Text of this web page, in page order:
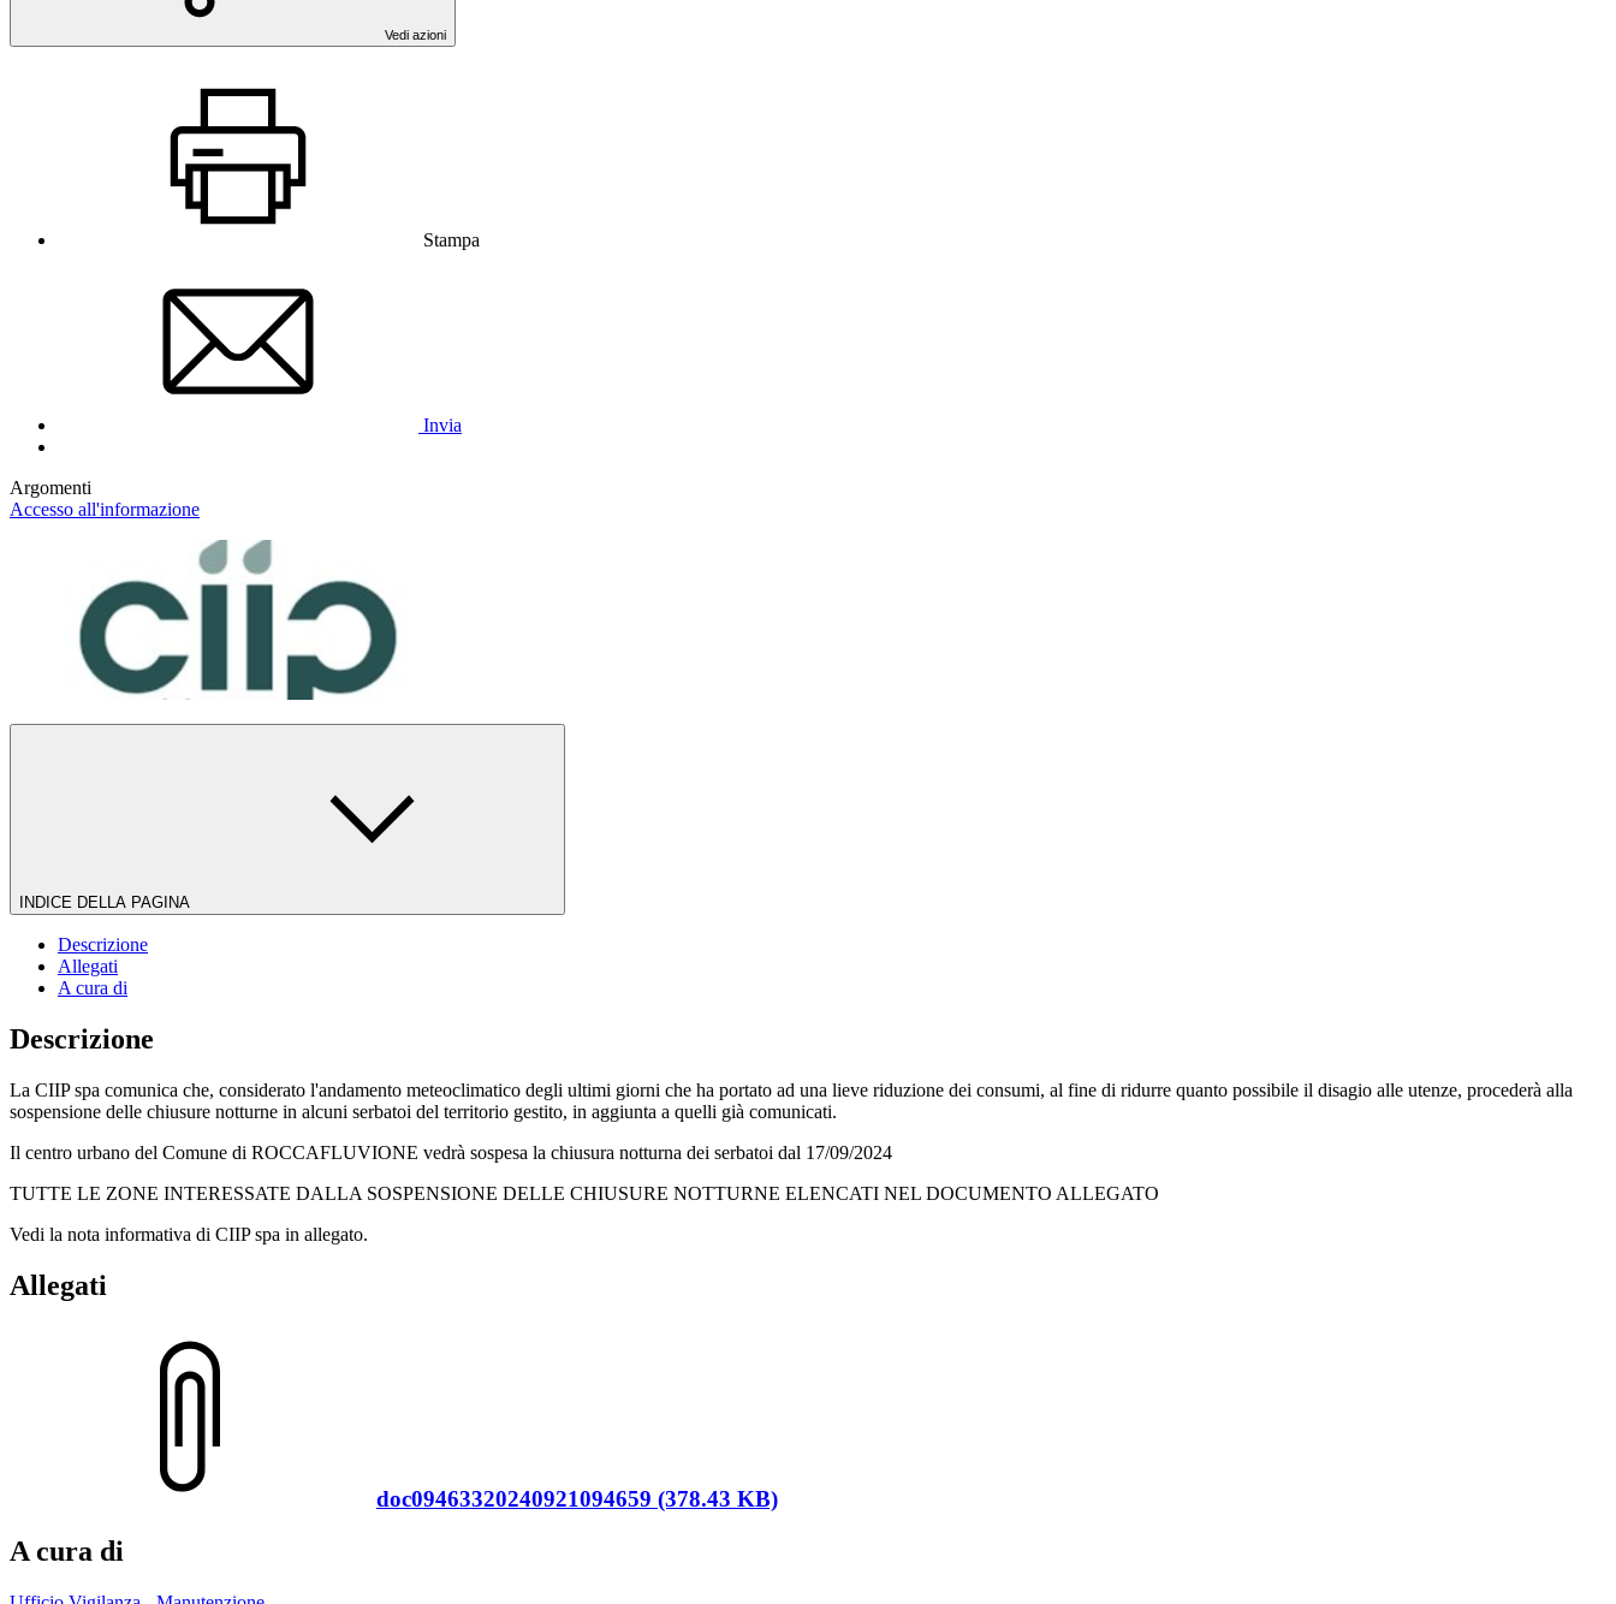
Vedi azioni
Stampa
Invia
Argomenti
Accesso all'informazione
INDICE DELLA PAGINA
Descrizione
Allegati
A cura di
Descrizione
La CIIP spa comunica che, considerato l'andamento meteoclimatico degli ultimi giorni che ha portato ad una lieve riduzione dei consumi, al fine di ridurre quanto possibile il disagio alle utenze, procederà alla
sospensione delle chiusure notturne in alcuni serbatoi del territorio gestito, in aggiunta a quelli già comunicati.
Il centro urbano del Comune di ROCCAFLUVIONE vedrà sospesa la chiusura notturna dei serbatoi dal 17/09/2024
TUTTE LE ZONE INTERESSATE DALLA SOSPENSIONE DELLE CHIUSURE NOTTURNE ELENCATI NEL DOCUMENTO ALLEGATO
Vedi la nota informativa di CIIP spa in allegato.
Allegati
doc09463320240921094659 (378.43 KB)
A cura di